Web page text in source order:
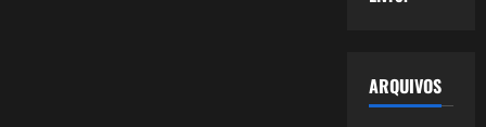
ARQUIVOS